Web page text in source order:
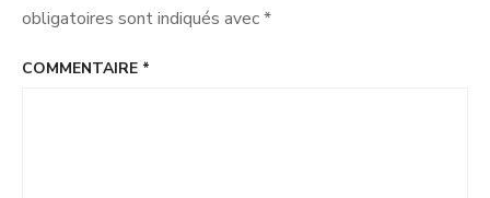
métropolitaines.
obligatoires sont indiqués avec*
COMMENTAIRE *